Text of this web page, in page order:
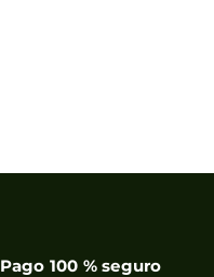
Pago 100 % seguro